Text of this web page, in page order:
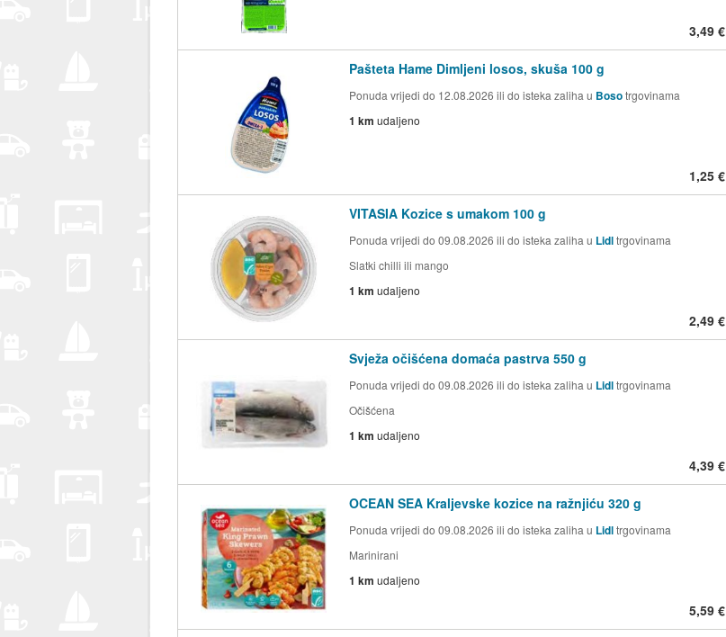
3,49 €
Pašteta Hame Dimljeni losos, skuša 100 g
Ponuda vrijedi do 12.08.2026 ili do isteka zaliha u Bosotrgovinama
1 km udaljeno
1,25 €
VITASIA Kozice s umakom 100 g
Ponuda vrijedi do 09.08.2026 ili do isteka zaliha u Lidltrgovinama
Slatki chilli ili mango
1 km udaljeno
2,49 €
Svježa očišćena domaća pastrva 550 g
Ponuda vrijedi do 09.08.2026 ili do isteka zaliha u Lidltrgovinama
Očišćena
1 km udaljeno
4,39 €
OCEAN SEA Kraljevske kozice na ražnjiću 320 g
Ponuda vrijedi do 09.08.2026 ili do isteka zaliha u Lidltrgovinama
Marinirani
1 km udaljeno
5,59 €